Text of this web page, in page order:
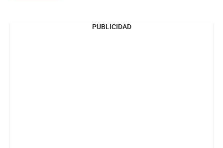
PUBLICIDAD